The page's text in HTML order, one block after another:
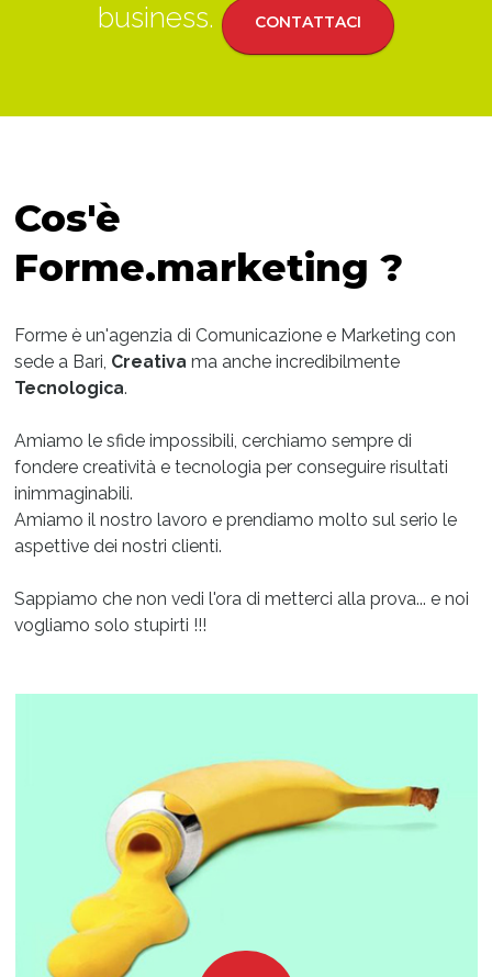
business.
CONTATTACI
Cos'è
Forme.marketing ?
Forme è un'agenzia di Comunicazione e Marketing con
sede a Bari, Creativa ma anche incredibilmente
Tecnologica.
Amiamo le sfide impossibili, cerchiamo sempre di
fondere creatività e tecnologia per conseguire risultati
inimmaginabili.
Amiamo il nostro lavoro e prendiamo molto sul serio le
aspettive dei nostri clienti.
Sappiamo che non vedi l'ora di metterci alla prova... e noi
vogliamo solo stupirti !!!